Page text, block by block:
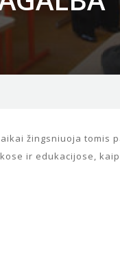
žingsniuoja tomis
ir edukacijose,